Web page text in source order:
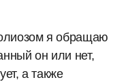
я обращаю
он или нет,
а также